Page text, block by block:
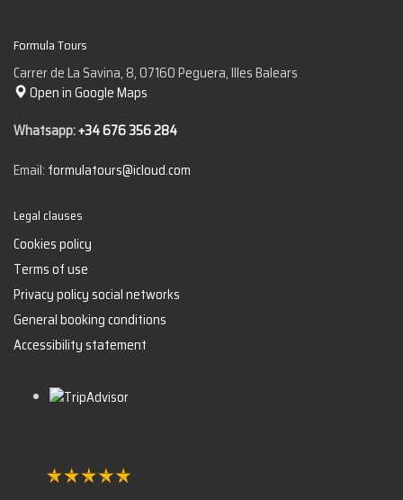
Formula Tours
Carrer de La Savina, 8, 07160 Peguera, Illes Balears
Open in Google Maps
Whatsapp:+34 676 356 284
Email: formulatours@icloud.com
Legal clauses
Cookies policy
Terms of use
Privacy policy social networks
General booking conditions
Accessibility statement